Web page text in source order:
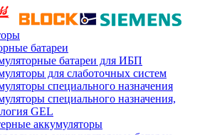
батареи
батареи для ИБП
для слаботочных систем
специального назначения
специального назначения,
GEL
аккумуляторы